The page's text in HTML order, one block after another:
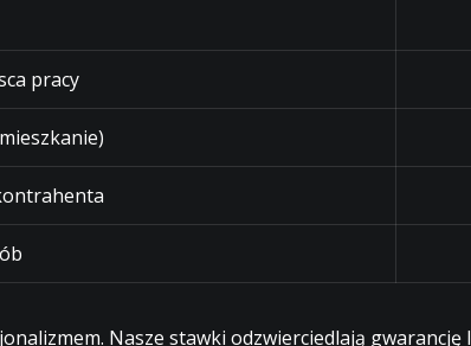
pracy
Nasze stawki odzwierciedlają